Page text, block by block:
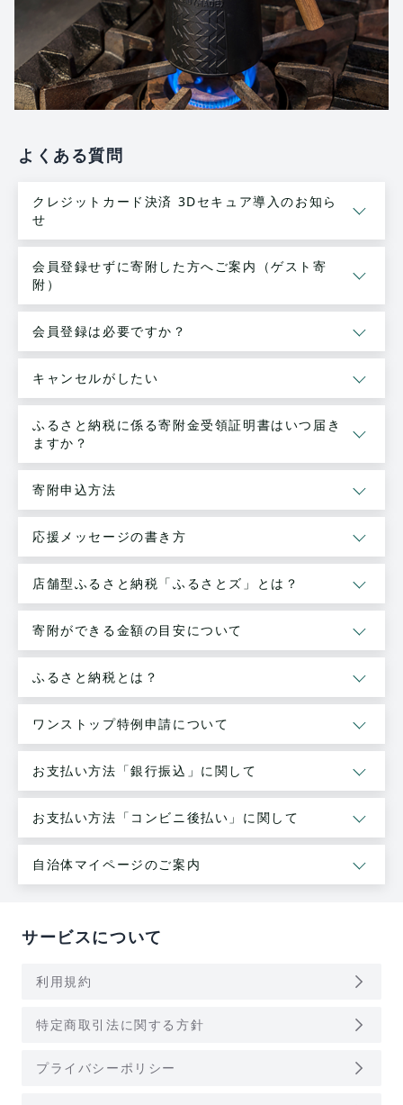
よくある質問
クレジットカード決済 3Dセキュア導入のお知ら
せ
会員登録せずに寄附した方へご案内（ゲスト寄
附）
会員登録は必要ですか？
キャンセルがしたい
ふるさと納税に係る寄附金受領証明書はいつ届き
ますか？
寄附申込方法
応援メッセージの書き方
店舗型ふるさと納税「ふるさとズ」とは？
寄附ができる金額の目安について
ふるさと納税とは？
ワンストップ特例申請について
お支払い方法「銀行振込」に関して
お支払い方法「コンビニ後払い」に関して
自治体マイページのご案内
サービスについて
利用規約 arrow_forward_ios
特定商取引法に関する方針 arrow_forward_ios
プライバシーポリシー arrow_forward_ios